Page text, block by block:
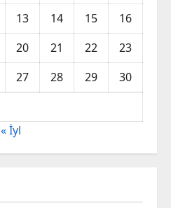
13 14 15
16
20 21 22
23
27 28 29
30
« İyl